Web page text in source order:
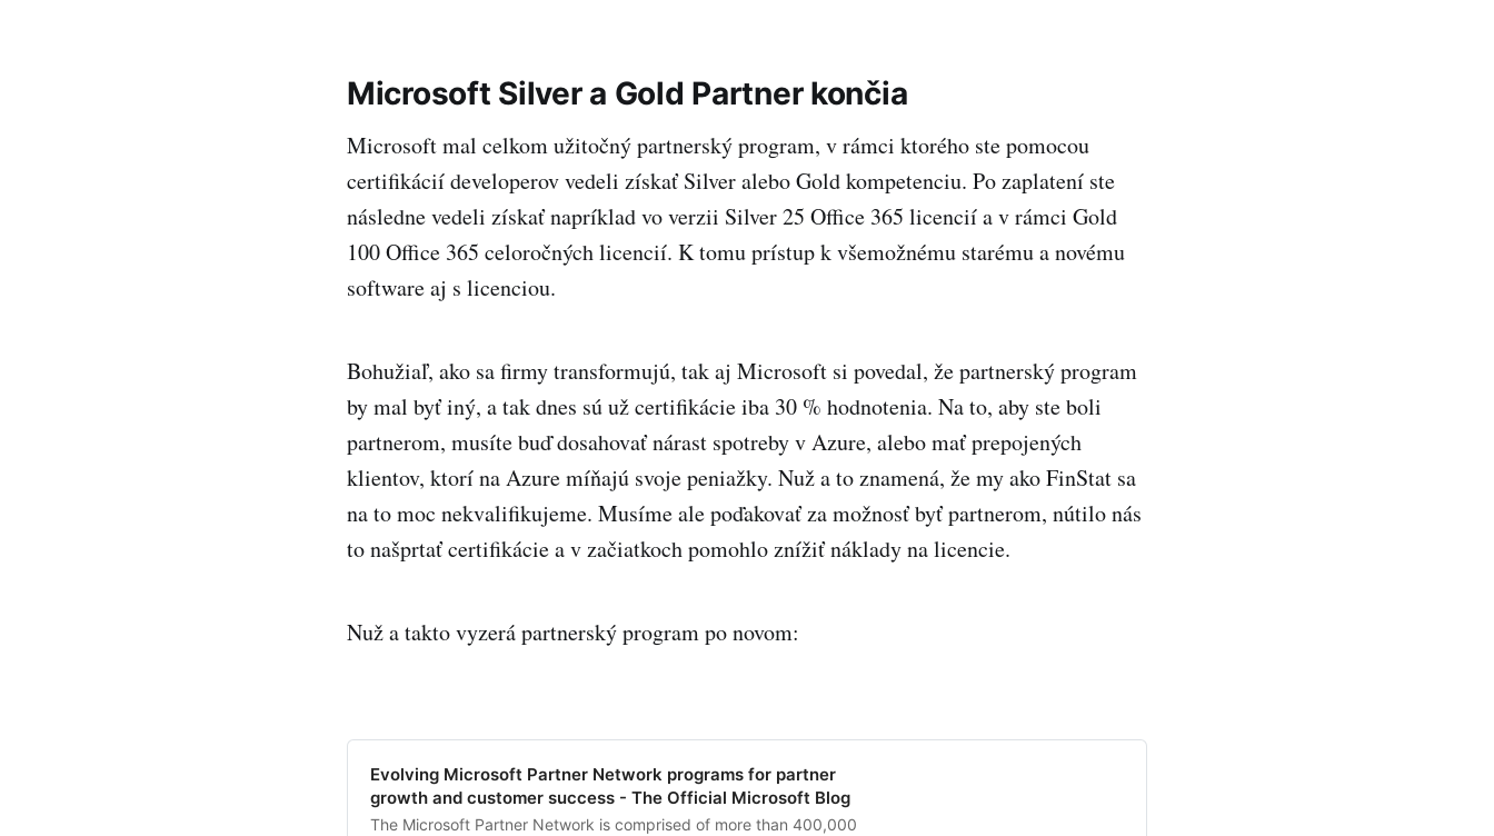
Microsoft Silver a Gold Partner končia
Microsoft mal celkom užitočný partnerský program, v rámci ktorého ste pomocou
certifikácií developerov vedeli získať Silver alebo Gold kompetenciu. Po zaplatení ste
následne vedeli získať napríklad vo verzii Silver 25 Office 365 licencií a v rámci Gold
100 Office 365 celoročných licencií. K tomu prístup k všemožnému starému a novému
software aj s licenciou.
Bohužiaľ, ako sa firmy transformujú, tak aj Microsoft si povedal, že partnerský program
by mal byť iný, a tak dnes sú už certifikácie iba 30 % hodnotenia. Na to, aby ste boli
partnerom, musíte buď dosahovať nárast spotreby v Azure, alebo mať prepojených
klientov, ktorí na Azure míňajú svoje peniažky. Nuž a to znamená, že my ako FinStat sa
na to moc nekvalifikujeme. Musíme ale poďakovať za možnosť byť partnerom, nútilo nás
to našprtať certifikácie a v začiatkoch pomohlo znížiť náklady na licencie.
Nuž a takto vyzerá partnerský program po novom:
Evolving Microsoft Partner Network programs for partner
growth and customer success - The Official Microsoft Blog
The Microsoft Partner Network is comprised of more than 400,000